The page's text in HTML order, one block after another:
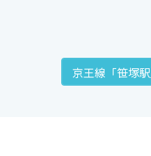
京王線「笹塚